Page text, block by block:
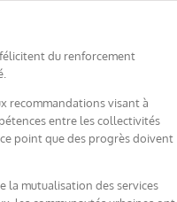
du renforcement
recommandations visant à
entre les collectivités
ce point que des progrès doivent
la mutualisation des services